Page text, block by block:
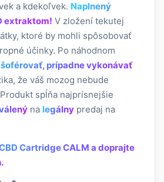
a kdekoľvek. Naplnený
extraktom! V zložení tekutej
ktoré by mohli spôsobovať
účinky. Po náhodnom
prípadne vykonávať
že váš mozog nebude
spĺňa najprísnejšie
na legálny predaj na
Cartridge CALM a doprajte